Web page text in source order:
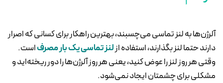
آلرژن‌ها به لنز تماسی می‌چسبند، بهترین راهکار برای کسانی که اصرار
دارند حتما لنز بگذارند، استفاده ازلنز تماسی یک بار مصرفاست.
وقتی هر روز لنز را عوض کنید، یعنی هر روز آلرژن‌ها را دور ریخته‌اید و
مشکلی برای چشمتان ایجاد نمی‌شود.